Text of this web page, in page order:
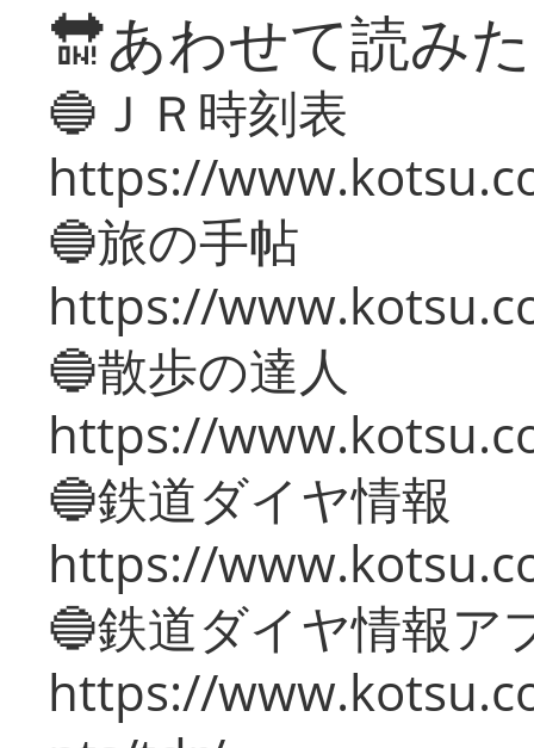
🔛あわせて読み
🔵ＪＲ時刻表
https://
🔵旅の手帖
https://
🔵散歩の達人
https://
🔵鉄道ダイヤ情報
https://
🔵鉄道ダイヤ情報ア
https://